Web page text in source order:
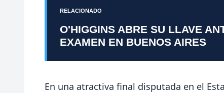
RELACIONADO
O'HIGGINS ABRE SU LLAVE
EXAMEN EN BUENOS AIRES
En una atractiva final disputada en el